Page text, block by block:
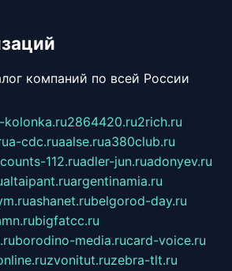
компаний по всей России
kolonka.ru2864420.ru2rich.ru
a-cdc.ruaalse.rua380club.ru
112.ruadler-jun.ruadonyev.ru
altaipant.ruargentinamia.ru
ashanet.rubelgorod-day.ru
bigfatcc.ru
borodino-media.rucard-voice.ru
zvonitut.ruzebra-tlt.ru